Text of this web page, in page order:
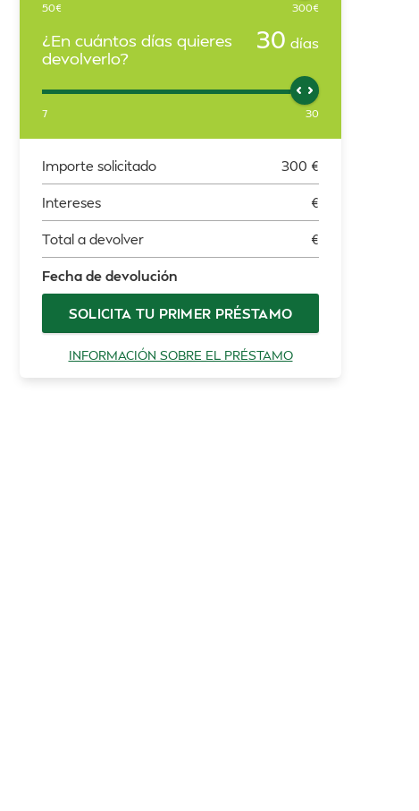
50€ 300€
¿En cuántos días quieres
devolverlo?
30 días
7 30
Importe solicitado 300 €
Intereses €
Total a devolver €
Fecha de devolución
SOLICITA TU PRIMER PRÉSTAMO
INFORMACIÓN SOBRE EL PRÉSTAMO